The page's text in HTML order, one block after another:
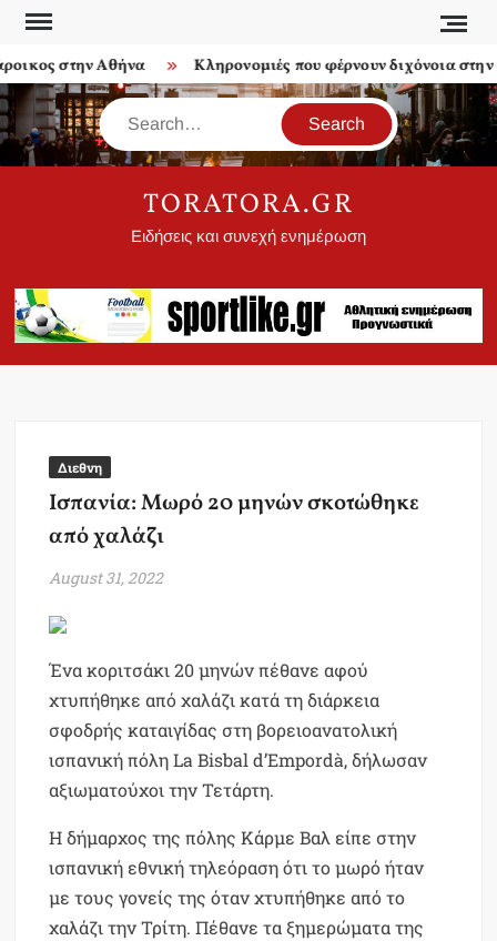
Skip
contentστην Αθήνα Κληρονομιές που φέρνουν διχόνοια στην
Search
TORATORA.GR
Ειδήσεις και συνεχή ενημέρωση
Διεθνη
Ισπανία: Μωρό 20 μηνών σκοτώθηκε
από χαλάζι
August 31, 2022
Ένα κοριτσάκι 20 μηνών πέθανε αφού
χτυπήθηκε από χαλάζι κατά τη διάρκεια
σφοδρής καταιγίδας στη βορειοανατολική
ισπανική πόλη La Bisbal d’Empordà, δήλωσαν
αξιωματούχοι την Τετάρτη.
Η δήμαρχος της πόλης Κάρμε Βαλ είπε στην
ισπανική εθνική τηλεόραση ότι το μωρό ήταν
με τους γονείς της όταν χτυπήθηκε από το
χαλάζι την Τρίτη. Πέθανε τα ξημερώματα της